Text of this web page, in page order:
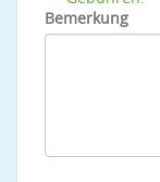
Bemerkung